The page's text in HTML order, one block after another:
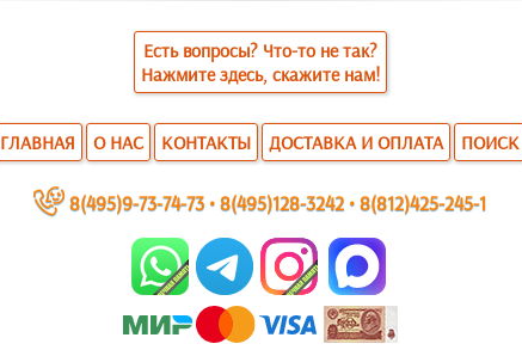
Есть вопросы? Что-то не так?
Нажмите здесь, скажите нам!
ГЛАВНАЯ О НАС КОНТАКТЫ ДОСТАВКА И ОПЛАТА ПОИСК
~ 8(495)9-73-74-73 •8(495)128-3242 •8(812)425-245-1